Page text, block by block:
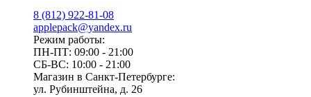
8 (812) 922-81-08
applepack@yandex.ru
Режим работы:
ПН-ПТ: 09:00 - 21:00
СБ-ВС: 10:00 - 21:00
Магазин в Санкт-Петербурге:
ул. Рубинштейна, д. 26